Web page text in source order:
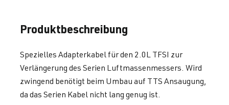
Produktbeschreibung
Spezielles Adapterkabel für den 2.0L TFSI zur
Verlängerung des Serien Luftmassenmessers. Wird
zwingend benötigt beim Umbau auf TTS Ansaugung,
da das Serien Kabel nicht lang genug ist.